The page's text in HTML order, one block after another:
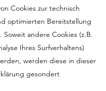
Cookies zur technisch
optimierten Bereitstellung
Soweit andere Cookies (z.B.
Ihres Surfverhaltens)
werden diese in dieser
gesondert